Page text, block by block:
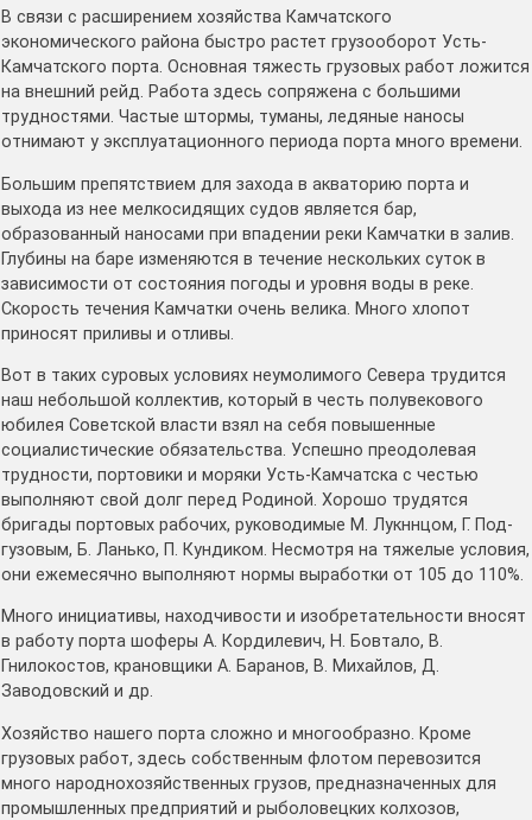
В связи с расширением хозяйства Камчатского
экономического района быстро растет грузооборот Усть-
Камчатского порта. Основная тяжесть грузовых работ ложится
на внешний рейд. Работа здесь сопряжена с большими
трудностями. Частые штормы, туманы, ледяные наносы
отнимают у эксплуатационного периода порта много времени.
Большим препятствием для захода в акваторию порта и
выхода из нее мелкосидящих судов является бар,
образованный наносами при впадении реки Камчатки в залив.
Глубины на баре изменяются в течение нескольких суток в
зависимости от состояния погоды и уровня воды в реке.
Скорость течения Камчатки очень велика. Много хлопот
приносят приливы и отливы.
Вот в таких суровых условиях неумолимого Севера трудится
наш небольшой коллектив, который в честь полувекового
юбилея Советской власти взял на себя повышенные
социалистические обязательства. Успешно преодолевая
трудности, портовики и моряки Усть-Камчатска с честью
выполняют свой долг перед Родиной. Хорошо трудятся
бригады портовых рабочих, руководимые М. Лукннцом, Г. Под-
гузовым, Б. Ланько, П. Кундиком. Несмотря на тяжелые условия,
они ежемесячно выполняют нормы выработки от 105 до 110%.
Много инициативы, находчивости и изобретательности вносят
в работу порта шоферы А. Кордилевич, Н. Бовтало, В.
Гнилокостов, крановщики А. Баранов, В. Михайлов, Д.
Заводовский и др.
Хозяйство нашего порта сложно и многообразно. Кроме
грузовых работ, здесь собственным флотом перевозится
много народнохозяйственных грузов, предназначенных для
промышленных предприятий и рыболовецких колхозов,